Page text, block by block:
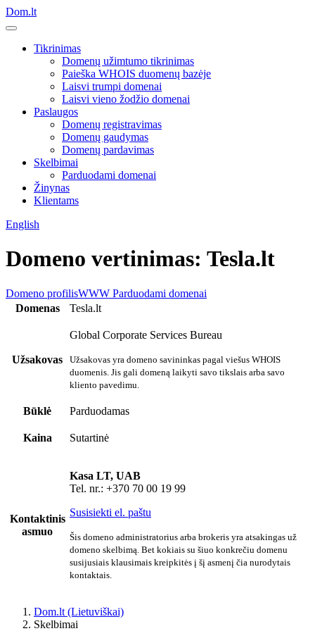
Dom.lt
Tikrinimas
Domenų užimtumo tikrinimas
Paieška WHOIS duomenų bazėje
Laisvi trumpi domenai
Laisvi vieno žodžio domenai
Paslaugos
Domenų registravimas
Domenų gaudymas
Domenų pardavimas
Skelbimai
Parduodami domenai
Žinynas
Klientams
English
Domeno vertinimas: Tesla.lt
Domeno profilisWWW Parduodami domenai
Domenas
Tesla.lt
Užsakovas
Global Corporate Services Bureau
Užsakovas yra domeno savininkas pagal viešus WHOIS
duomenis. Jis gali domeną laikyti savo tikslais arba savo
kliento pavedimu.
Būklė Parduodamas
Kaina Sutartinė
Kontaktinis
asmuo
Kasa LT, UAB
Tel. nr.: +370 70 00 19 99
Susisiekti el. paštu
Šis domeno administratorius arba brokeris yra atsakingas už
domeno skelbimą. Bet kokiais su šiuo konkrečiu domenu
susijusiais klausimais kreipkitės į šį asmenį čia nurodytais
kontaktais.
Dom.lt (Lietuviškai)
Skelbimai